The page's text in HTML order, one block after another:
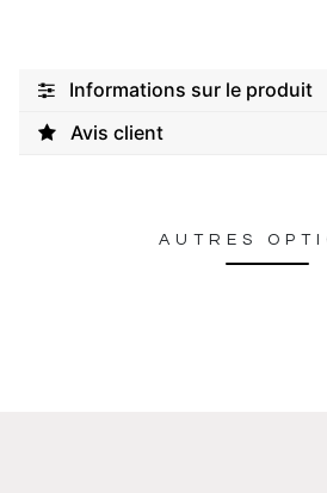
Informations sur le produit
Avis client
AUTRES